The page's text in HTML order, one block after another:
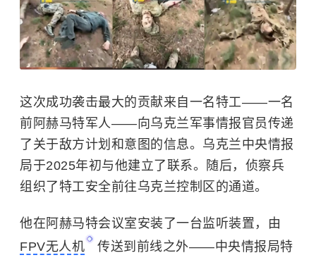
这次成功袭击最大的贡献来自一名特工——一名
前阿赫马特军人——向乌克兰军事情报官员传递
了关于敌方计划和意图的信息。乌克兰中央情报
局于2025年初与他建立了联系。随后，侦察兵
组织了特工安全前往乌克兰控制区的通道。
他在阿赫马特会议室安装了一台监听装置，由
FPV无人机
传送到前线之外——中央情报局特